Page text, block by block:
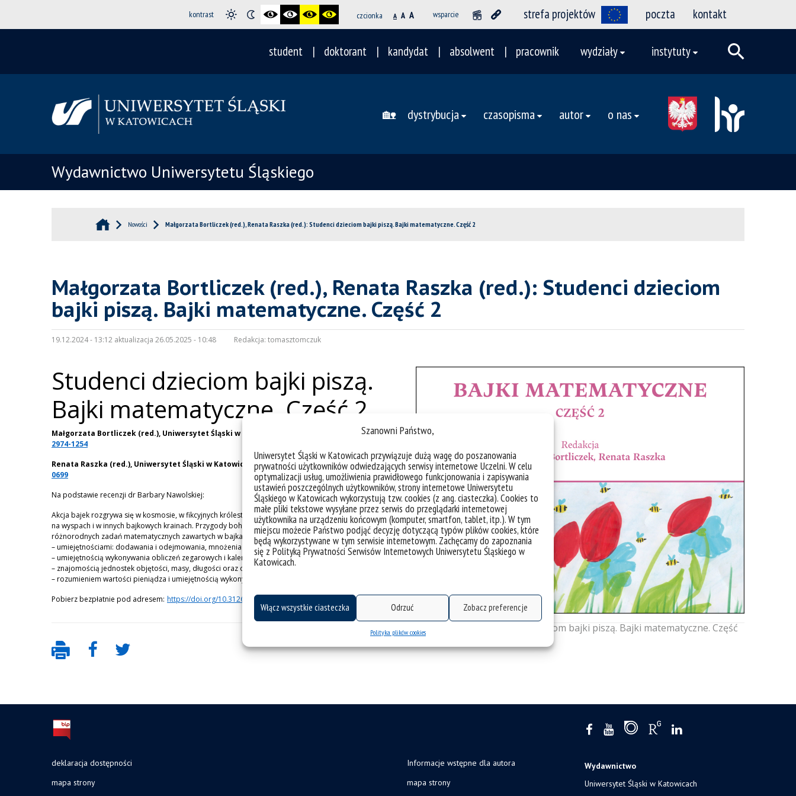
Szanowni Państwo,
Uniwersytet Śląski w Katowicach przywiązuje dużą wagę do poszanowania
prywatności użytkowników odwiedzających serwisy internetowe Uczelni. W celu
optymalizacji usług, umożliwienia prawidłowego funkcjonowania i zapisywania
ustawień poszczególnych użytkowników, strony internetowe Uniwersytetu
Śląskiego w Katowicach wykorzystują tzw. cookies (z ang. ciasteczka). Cookies to
małe pliki tekstowe wysyłane przez serwis do przeglądarki internetowej
użytkownika na urządzeniu końcowym (komputer, smartfon, tablet, itp.). W tym
miejscu możecie Państwo podjąć decyzję dotyczącą typów plików cookies, które
będą wykorzystywane w tym serwisie internetowym. Zachęcamy do zapoznania
się z Polityką Prywatności Serwisów Internetowych Uniwersytetu Śląskiego w
Katowicach.
Włącz wszystkie ciasteczka Odrzuć Zobacz preferencje
Polityka plików cookies
kontrast czcionka A A A wsparcie strefa projektów poczta kontakt
student doktorant kandydat absolwent pracownik wydziały instytuty
🏡 dystrybucja czasopisma autor o nas
Wydawnictwo Uniwersytetu Śląskiego
Nowości Małgorzata Bortliczek (red.), Renata Raszka (red.): Studenci dzieciom bajki piszą. Bajki matematyczne. Część 2
Małgorzata Bortliczek (red.), Renata Raszka (red.): Studenci dzieciom
bajki piszą. Bajki matematyczne. Część 2
19.12.2024 - 13:12 aktualizacja 26.05.2025 - 10:48 Redakcja: tomasztomczuk
okładka książki: Studenci dzieciom bajki piszą. Bajki matematyczne. Część
2
Studenci dzieciom bajki piszą.
Bajki matematyczne. Część 2
Małgorzata Bortliczek (red.), Uniwersytet Śląski w Katowicach
https://orcid.org/0000-0002-
2974-1254
Renata Raszka (red.), Uniwersytet Śląski w Katowicachhttps://orcid.org/0000-0002-3318-
0699
Na podstawie recenzji dr Barbary Nawolskiej:
Akcja bajek rozgrywa się w kosmosie, w fikcyjnych królestwach, w wysokich górach, w lasach, w grotach,
na wyspach i w innych bajkowych krainach. Przygody bohaterów są okazją do rozwiązywania
różnorodnych zadań matematycznych zawartych w bajkach i motywacją do wykazania się:
– umiejętnościami: dodawania i odejmowania, mnożenia i dzielenia, porównywania różnicowego,
– umiejętnością wykonywania obliczeń zegarowych i kalendarzowych,
– znajomością jednostek objętości, masy, długości oraz obliczeniami z ich wykorzystaniem,
– rozumieniem wartości pieniądza i umiejętnością wykonywania obliczeń pieniężnych.
Pobierz bezpłatnie pod adresem: https://doi.org/10.31261/PS.238
deklaracja dostępności
mapa strony
Informacje wstępne dla autora
mapa strony
Wydawnictwo
Uniwersytet Śląski w Katowicach